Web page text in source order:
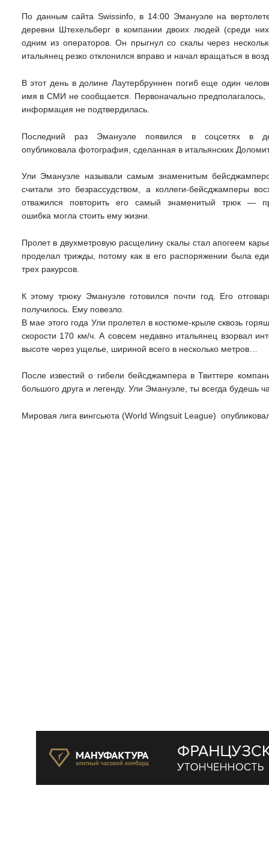
По данным сайта Swissinfo, в 14:00 Эмануэле на
деревни Штехельберг в компании двоих людей (среди
одним из операторов. Он прыгнул со скалы через
итальянец резко отклонился вправо и начал вращаться в
В этот день в долине Лаутербруннен погиб еще один
имя в СМИ не сообщается. Первоначально предполагалось,
информация не подтвердилась.
Последний раз Эмануэле появился в соцсетях в
опубликовала фотография, сделанная в итальянских
Ули Эмануэле называли самым знаменитым
считали это безрассудством, а коллеги-бейсджамперы
отважился повторить его самый знаменитый трюк —
ошибка могла стоить ему жизни.
Пролет в двухметровую расщелину скалы стал апогеем
проделал трижды, потому как в его распоряжении была
трех ракурсов.
К этому трюку Эмануэле готовился почти год. Его
получилось. Ему повезло.
В мае этого года Ули пролетел в костюме-крыле сквозь
скорости 170 км/ч. А совсем недавно итальянец взорвал
высоте через ущелье, шириной всего в несколько метров…
После известий о гибели бейсджампера в Твиттере
большого друга и легенду. Ули Эмануэле, ты всегда будешь
Мировая лига вингсьюта (World Wingsuit League)